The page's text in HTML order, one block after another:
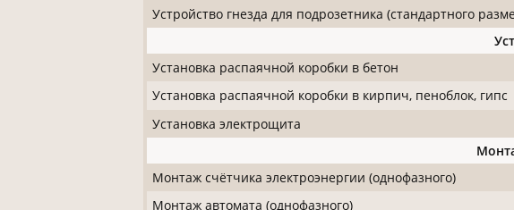
Устройство гнезда для подрозетника (стандартного
Установка распаячной коробки в бетон
Установка распаячной коробки в кирпич, пеноблок, гипс
Установка электрощита
Монтаж счётчика электроэнергии (однофазного)
Монтаж автомата (однофазного)